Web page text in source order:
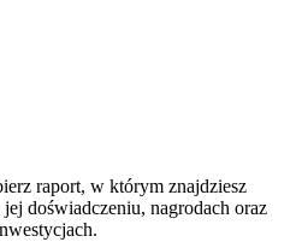
raport, w którym znajdziesz
doświadczeniu, nagrodach oraz